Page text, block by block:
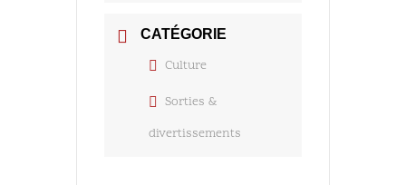
CATÉGORIE
Culture
Sorties &
divertissements